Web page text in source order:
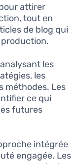
attirer
tout en
de blog qui
production.
les
les
méthodes. Les
ce qui
futures
intégrée
engagée. Les